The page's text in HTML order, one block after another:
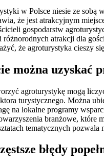
w Polsce niesie ze
że jest atrakcyjnym
gospodarstw
atrakcji dla
że agroturystyka cieszy
można uzyskać
agroturystykę mogą
turystycznego. Można
na lokalne programy
branżowe,
tematycznych
błędy